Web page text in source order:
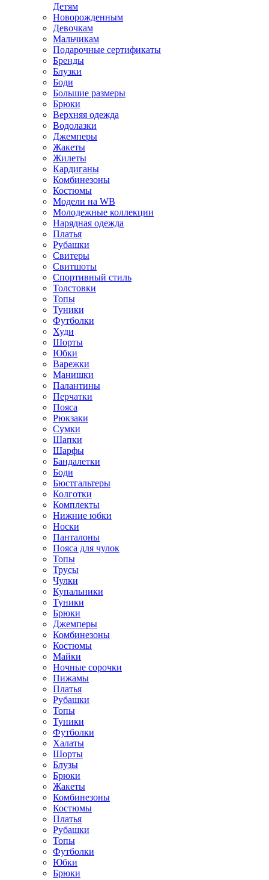
Детям
Новорожденным
Девочкам
Мальчикам
Подарочные сертификаты
Бренды
Блузки
Боди
Большие размеры
Брюки
Верхняя одежда
Водолазки
Джемперы
Жакеты
Жилеты
Кардиганы
Комбинезоны
Костюмы
Модели на WB
Молодежные коллекции
Нарядная одежда
Платья
Рубашки
Свитеры
Свитшоты
Спортивный стиль
Толстовки
Топы
Туники
Футболки
Худи
Шорты
Юбки
Варежки
Манишки
Палантины
Перчатки
Пояса
Рюкзаки
Сумки
Шапки
Шарфы
Бандалетки
Боди
Бюстгальтеры
Колготки
Комплекты
Нижние юбки
Носки
Панталоны
Поясa для чулок
Топы
Трусы
Чулки
Купальники
Туники
Брюки
Джемперы
Комбинезоны
Костюмы
Майки
Ночные сорочки
Пижамы
Платья
Рубашки
Топы
Туники
Футболки
Халаты
Шорты
Блузы
Брюки
Жакеты
Комбинезоны
Костюмы
Платья
Рубашки
Топы
Футболки
Юбки
Брюки